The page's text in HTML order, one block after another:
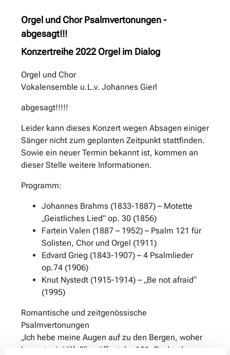
Orgel und Chor Psalmvertonungen -
abgesagt!!!
Konzertreihe 2022 Orgel im Dialog
Orgel und Chor
Vokalensemble u.L.v. Johannes Gierl
abgesagt!!!!!
Leider kann dieses Konzert wegen Absagen einiger
Sänger nicht zum geplanten Zeitpunkt stattfinden.
Sowie ein neuer Termin bekannt ist, kommen an
dieser Stelle weitere Informationen.
Programm:
Johannes Brahms (1833-1887) – Motette
„Geistliches Lied” op. 30 (1856)
Fartein Valen (1887 – 1952) – Psalm 121 für
Solisten, Chor und Orgel (1911)
Edvard Grieg (1843-1907) – 4 Psalmlieder
op.74 (1906)
Knut Nystedt (1915-1914) – „Be not afraid“
(1995)
Romantische und zeitgenössische
Psalmvertonungen
„Ich hebe meine Augen auf zu den Bergen, woher
kommt mir Hilfe?“, eröffnet der 121. Psalm des